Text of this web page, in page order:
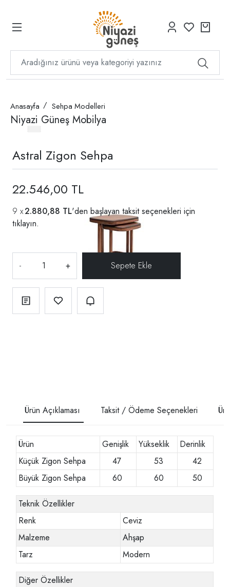
Anasayfa Sehpa Modelleri
Niyazi Güneş Mobilya
Astral Zigon Sehpa
22.546,00 TL
2.880,88 TL'den başlayan taksit seçenekleri için
tıklayın.
- +
Ürün Açıklaması Taksit / Ödeme Seçenekleri
Ürün Genişlik Yükseklik
Derinlik
Küçük Zigon Sehpa
47 53
42
Büyük Zigon Sehpa
60 60 50
Teknik Özellikler
Renk
Ceviz
Malzeme
Ahşap
Tarz
Modern
Diğer Özellikler